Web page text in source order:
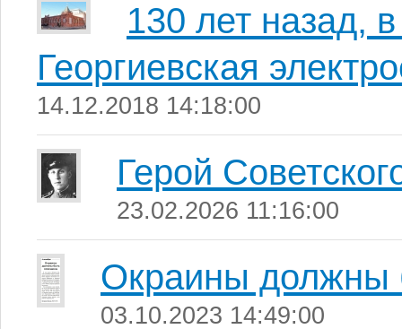
130 лет назад,
Георгиевская
14.12.2018 14:18:00
Герой
23.02.2026 11:16:00
Окраины должны
03.10.2023 14:49:00